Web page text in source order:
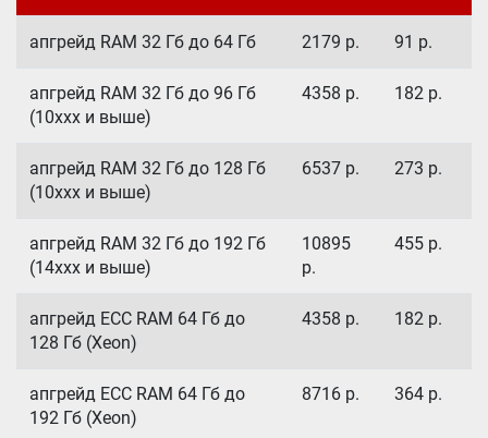
апгрейд RAM 32 Гб до 64 Гб 2179 р. 91 р.
апгрейд RAM 32 Гб до 96 Гб
(10xxx и выше)
4358 р. 182 р.
апгрейд RAM 32 Гб до 128 Гб
(10xxx и выше)
6537 р. 273 р.
апгрейд RAM 32 Гб до 192 Гб
(14xxx и выше)
10895
р.
455 р.
апгрейд ECC RAM 64 Гб до
128 Гб (Xeon)
4358 р. 182 р.
апгрейд ECC RAM 64 Гб до
192 Гб (Xeon)
8716 р. 364 р.